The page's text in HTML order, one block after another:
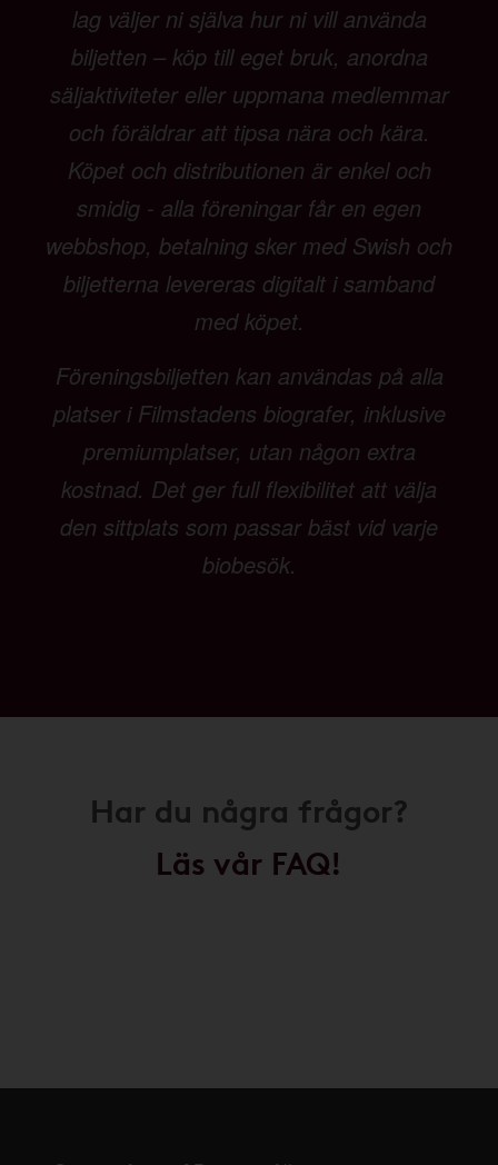
lag väljer ni själva hur ni vill använda
biljetten – köp till eget bruk, anordna
säljaktiviteter eller uppmana medlemmar
och föräldrar att tipsa nära och kära.
Köpet och distributionen är enkel och
smidig - alla föreningar får en egen
webbshop, betalning sker med Swish och
biljetterna levereras digitalt i samband
med köpet.
Föreningsbiljetten kan användas på alla
platser i Filmstadens biografer, inklusive
premiumplatser, utan någon extra
kostnad. Det ger full flexibilitet att välja
den sittplats som passar bäst vid varje
biobesök.
Har du några frågor?
Läs vår FAQ!